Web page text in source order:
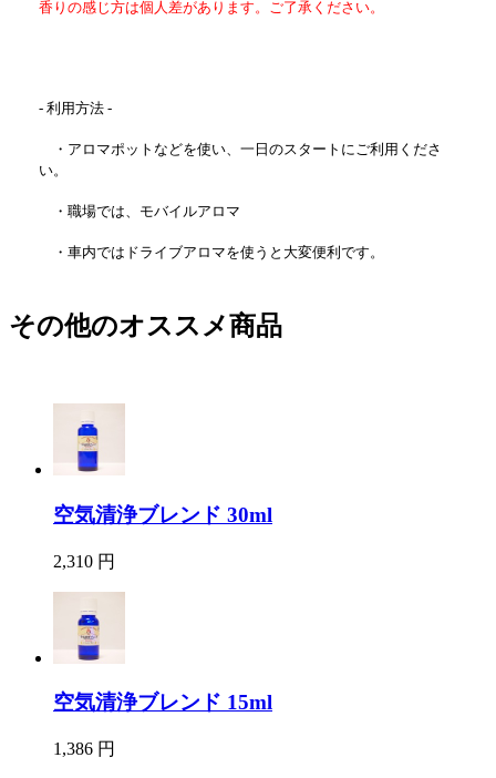
香りの感じ方は個人差があります。ご了承ください。
- 利用方法 -
・アロマポットなどを使い、一日のスタートにご利用くださ
い。
・職場では、モバイルアロマ
・車内ではドライブアロマを使うと大変便利です。
その他のオススメ商品
空気清浄ブレンド 30ml
2,310 円
空気清浄ブレンド 15ml
1,386 円